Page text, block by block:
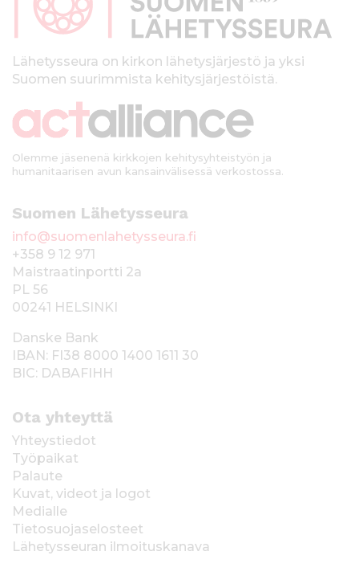
kLähetysseura on kirkon lähetysjärjestö ja yksi
Suomen suurimmista kehitysjärjestöistä.
Olemme jäsenenä kirkkojen kehitysyhteistyön ja
humanitaarisen avun kansainvälisessä verkostossa.
Suomen Lähetysseura
info@suomenlahetysseura.fi
+358 9 12 971
Maistraatinportti 2a
PL 56
00241 HELSINKI
Danske Bank
IBAN: FI38 8000 1400 1611 30
BIC: DABAFIHH
Ota yhteyttä
Yhteystiedot
Työpaikat
Palaute
Kuvat, videot ja logot
Medialle
Tietosuojaselosteet
Lähetysseuran ilmoituskanava